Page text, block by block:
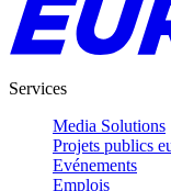
Services
Media Solutions
Projets publics
Evénements
Emplois